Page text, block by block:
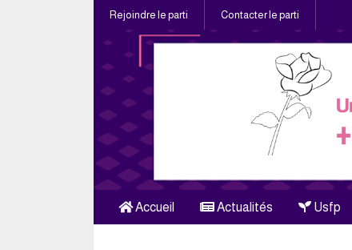
Rejoindre le parti Contacter le parti
Accueil Actualités Usfp